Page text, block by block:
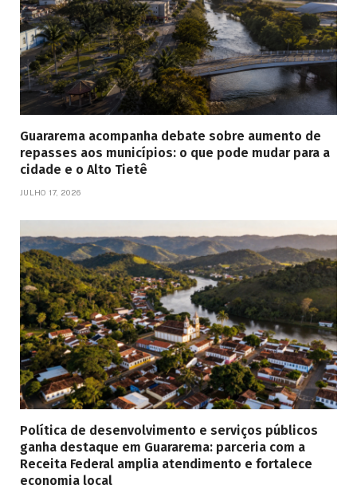
Guararema acompanha debate sobre aumento de
repasses aos municípios: o que pode mudar para a
cidade e o Alto Tietê
JULHO 17, 2026
Política de desenvolvimento e serviços públicos
ganha destaque em Guararema: parceria com a
Receita Federal amplia atendimento e fortalece
economia local